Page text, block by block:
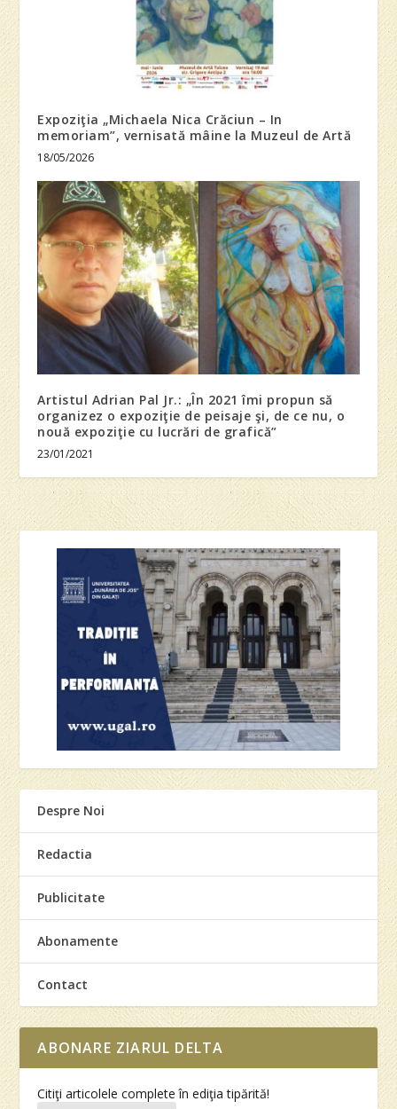
Expoziţia „Michaela Nica Crăciun – In
memoriam”, vernisată mâine la Muzeul de Artă
18/05/2026
Artistul Adrian Pal Jr.: „În 2021 îmi propun să
organizez o expoziţie de peisaje şi, de ce nu, o
nouă expoziţie cu lucrări de grafică”
23/01/2021
Despre Noi
Redactia
Publicitate
Abonamente
Contact
ABONARE ZIARUL DELTA
Citiţi articolele complete în ediţia tipărită!